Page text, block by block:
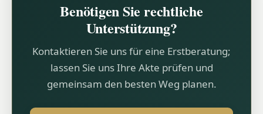
Benötigen Sie rechtliche
Unterstützung?
Kontaktieren Sie uns für eine Erstberatung;
lassen Sie uns Ihre Akte prüfen und
gemeinsam den besten Weg planen.